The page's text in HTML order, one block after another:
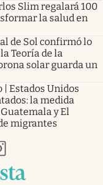
Slim regalará 100
la salud en
de Sol confirmó lo
Teoría de la
solar guarda un
Estados Unidos
la medida
y El
migrantes
pestaña
nueva pestaña
en nueva pestaña
abre en nueva pestaña